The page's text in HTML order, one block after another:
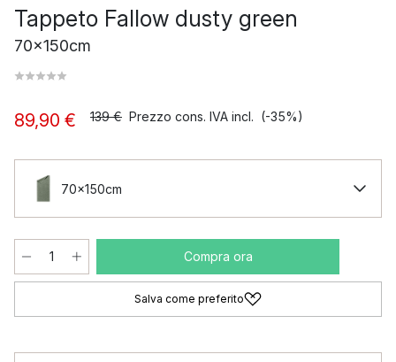
Tappeto Fallow dusty green
70x150cm
89,90 € 139 € Prezzo cons. IVA incl. (-35%)
70x150cm
Compra ora
Salva come preferito